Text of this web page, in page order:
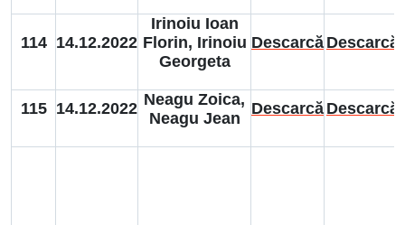
114 14.12.2022
Irinoiu Ioan
Florin, Irinoiu
Georgeta
Descarcă Descarcă
115 14.12.2022 Neagu Zoica,
Neagu Jean
Descarcă Descarcă